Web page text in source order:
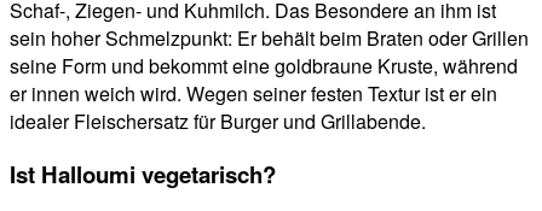
Schaf-, Ziegen- und Kuhmilch. Das Besondere an ihm ist
sein hoher Schmelzpunkt: Er behält beim Braten oder Grillen
seine Form und bekommt eine goldbraune Kruste, während
er innen weich wird. Wegen seiner festen Textur ist er ein
idealer Fleischersatz für Burger und Grillabende.
Ist Halloumi vegetarisch?